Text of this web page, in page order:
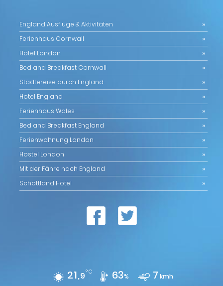
England Ausflüge & Aktivitäten
Ferienhaus Cornwall
Hotel London
Bed and Breakfast Cornwall
Städtereise durch England
Hotel England
Ferienhaus Wales
Bed and Breakfast England
Ferienwohnung London
Hostel London
Mit der Fähre nach England
Schottland Hotel
21,9°C 63% 7 kmh